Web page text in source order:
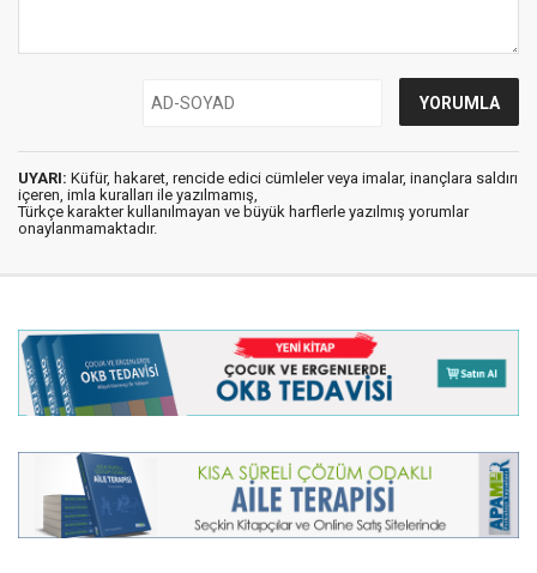
UYARI: Küfür, hakaret, rencide edici cümleler veya imalar, inançlara saldırı
içeren, imla kuralları ile yazılmamış,
Türkçe karakter kullanılmayan ve büyük harflerle yazılmış yorumlar
onaylanmamaktadır.